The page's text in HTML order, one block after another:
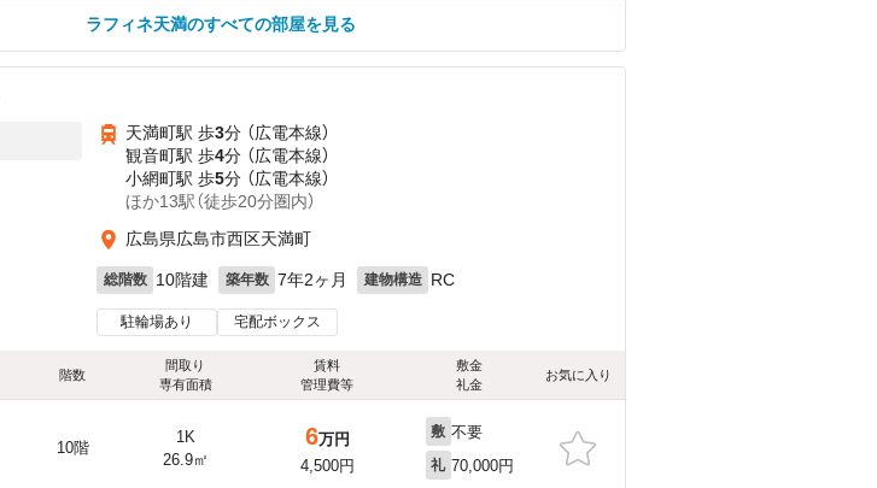
ラフィネ天満のすべての部屋を見る
天満町駅 歩3分 （広電本線）
観音町駅 歩4分 （広電本線）
小網町駅 歩5分 （広電本線）
ほか13駅（徒歩20分圏内）
広島県広島市西区天満町
総階数 10階建 築年数 7年2ヶ月 建物構造 RC
駐輪場あり 宅配ボックス
階数
間取り
専有面積
賃料
管理費等
敷金
礼金
お気に入り
10階
1K
26.9㎡
6万円
4,500円
敷 不要
礼 70,000円